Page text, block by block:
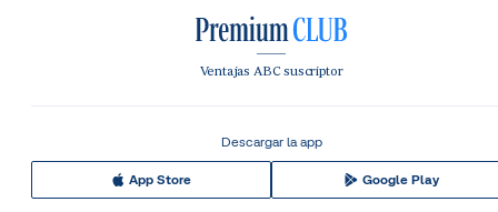
Ventajas ABC suscriptor
Descargar la app
App Store Google Play